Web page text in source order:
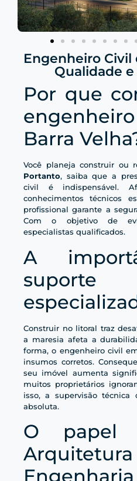
Engenheiro Civil
Qualidade
Por que
Barra
Você planeja construir ou
Portanto, saiba que a
civil é indispensável.
conhecimentos técnicos
profissional garante a
Com o objetivo de
especialistas qualificados.
A
suporte
Construir no litoral traz
a maresia afeta a
forma, o engenheiro civil
insumos corretos.
seu imóvel aumenta
muitos proprietários
isso, a supervisão
absoluta.
O papel
Engenharia